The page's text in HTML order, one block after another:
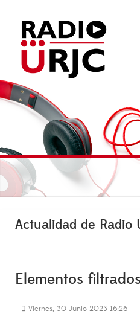
Actualidad de Radio
Elementos
Viernes, 30 Junio 2023 16:26